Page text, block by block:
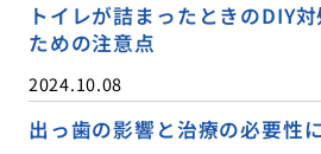
トイレが詰まったときのDIY
ための注意点
2024.10.08
出っ歯の影響と治療の必要性